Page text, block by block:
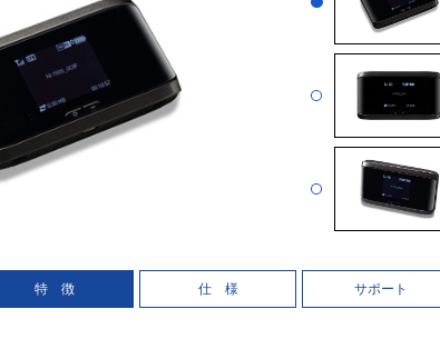
特 徴 仕 様 サポート